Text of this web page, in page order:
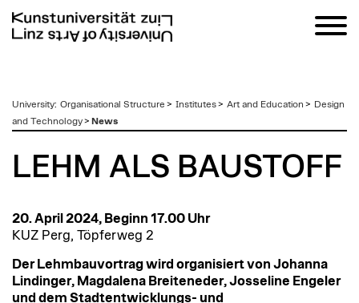
zum
Inhalt
University: Organisational Structure > Institutes> Art and Education > Design
and Technology> News
LEHM ALS BAUSTOFF
20. April 2024, Beginn 17.00 Uhr
KUZ Perg, Töpferweg 2
Der Lehmbauvortrag wird organisiert von Johanna
Lindinger, Magdalena Breiteneder, Josseline Engeler
und dem Stadtentwicklungs- und